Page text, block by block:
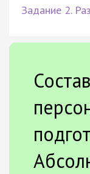
Задание 2.